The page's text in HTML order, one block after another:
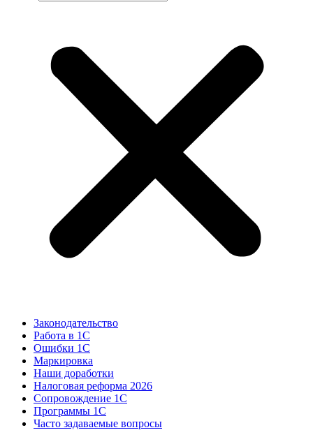
Законодательство
Работа в 1С
Ошибки 1С
Маркировка
Наши доработки
Налоговая реформа 2026
Сопровождение 1С
Программы 1С
Часто задаваемые вопросы